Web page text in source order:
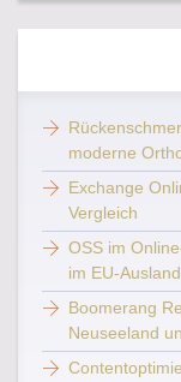
moderne
Exchange
Vergleich
OSS im
im EU-
Boomerang
Neuseeland